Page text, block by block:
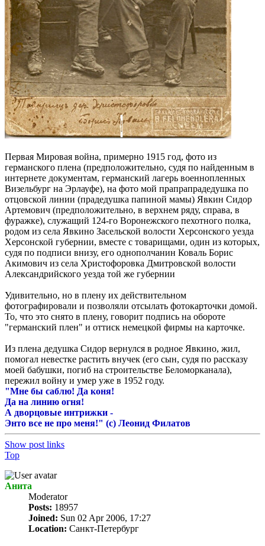
Первая Мировая война, примерно 1915 год, фото из
германского плена (предположительно, судя по найденным в
интернете документам, германский лагерь военнопленных
Визельбург на Эрлауфе), на фото мой прапрапрадедушка по
отцовской линии (прадедушка папиной мамы) Явкин Сидор
Артемович (предположительно, в верхнем ряду, справа, в
фуражке), служащий 124-го Воронежского пехотного полка,
родом из села Явкино Засельской волости Херсонского уезда
Херсонской губернии, вместе с товарищами, один из которых,
судя по подписи внизу, его однополчанин Коваль Борис
Акимович из села Христофоровка Дмитровской волости
Александрийского уезда той же губернии
Удивительно, но в плену их действительном
фотографировали и позволяли отсылать фотокарточки домой.
То, что это снято в плену, говорит подпись на обороте
"германский плен" и оттиск немецкой фирмы на карточке.
Из плена дедушка Сидор вернулся в родное Явкино, жил,
помогал невестке растить внучек (его сын, судя по рассказу
моей бабушки, погиб на строительстве Беломорканала),
пережил войну и умер уже в 1952 году.
"Мне бы саблю! Да коня!
Да на линию огня!
А дворцовые интрижки -
Энто все не про меня!" (c) Леонид Филатов
Show post links
Top
Анита
Мoderator
Posts: 18957
Joined: Sun 02 Apr 2006, 17:27
Location: Санкт-Петербург